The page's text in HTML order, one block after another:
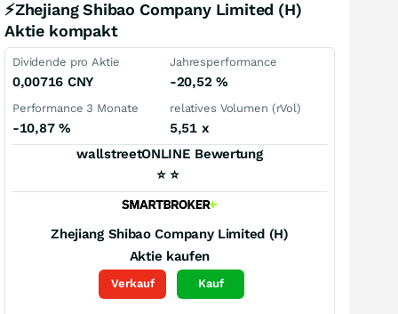
⚡Zhejiang Shibao Company Limited (H)
Aktie kompakt
Dividende pro Aktie
0,00716 CNY
Jahresperformance
-20,52 %
Performance 3 Monate
-10,87 %
relatives Volumen (rVol)
5,51 x
wallstreetONLINE Bewertung
⭐ ⭐
Zhejiang Shibao Company Limited (H)
Aktie kaufen
Verkauf Kauf